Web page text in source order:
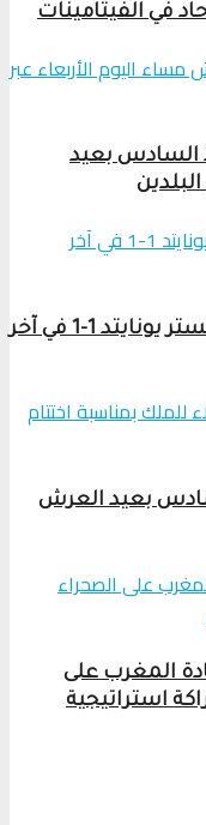
في الفيتامينات
السادس بعيد
باريس سان جرمان يتعادل مع مانشستر يونايتد 1-1 في آخر
بعيد العرش
المغرب على
استراتيجية